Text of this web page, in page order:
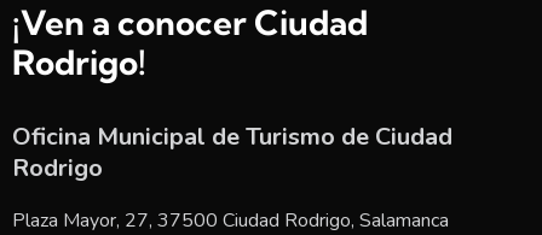
¡Ven a conocer Ciudad
Rodrigo!
Oficina Municipal de Turismo de Ciudad
Rodrigo
Plaza Mayor, 27, 37500 Ciudad Rodrigo, Salamanca